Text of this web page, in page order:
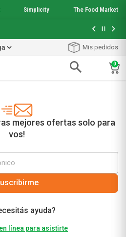
Simplicity The Food Market
Hasta 6
Mis pedidos
0
mejores ofertas solo para
vos!
ayuda?
línea para asistirte
facial